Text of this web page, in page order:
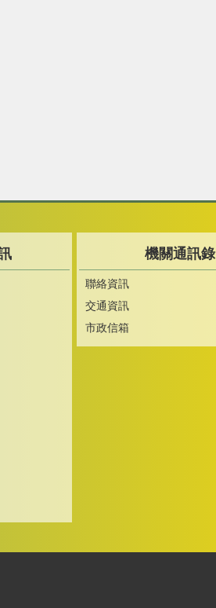
機關通訊錄
聯絡資訊
交通資訊
市政信箱